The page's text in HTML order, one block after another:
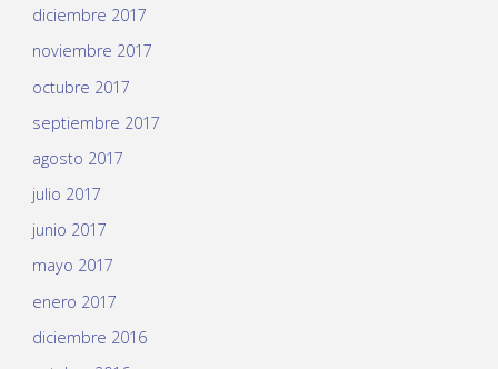
diciembre 2017
noviembre 2017
octubre 2017
septiembre 2017
agosto 2017
julio 2017
junio 2017
mayo 2017
enero 2017
diciembre 2016